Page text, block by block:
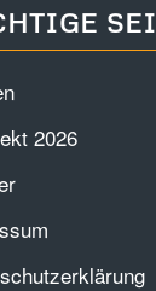
2026